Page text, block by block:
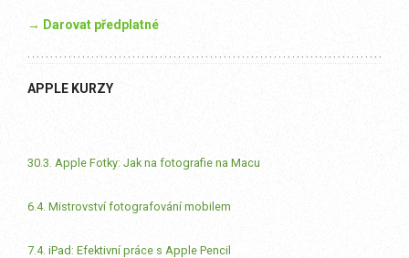
→ Darovat předplatné
APPLE KURZY
30.3. Apple Fotky: Jak na fotografie na Macu
6.4. Mistrovství fotografování mobilem
7.4. iPad: Efektivní práce s Apple Pencil